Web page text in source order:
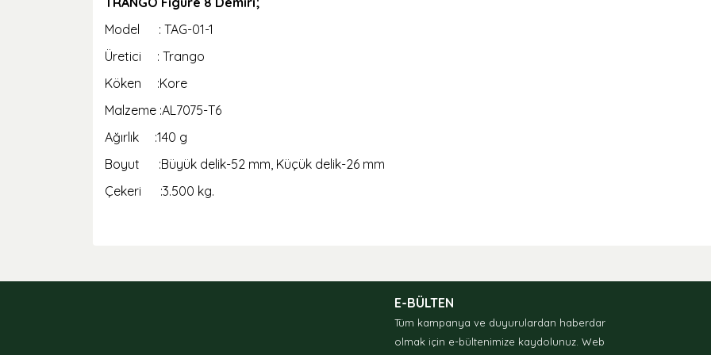
Model : TAG-01-1
Üretici : Trango
Köken :Kore
Malzeme :AL7075-T6
Ağırlık :140 g
Boyut :Büyük delik-52 mm, Küçük delik-26 mm
Çekeri :3.500 kg.
E-BÜLTEN
Tüm kampanya ve duyurulardan haberdar
olmak için e-bültenimize kaydolunuz. Web